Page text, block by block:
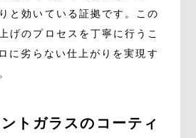
と効いている証拠です。この
げのプロセスを丁寧に行うこ
に劣らない仕上がりを実現す
トガラスのコーティ